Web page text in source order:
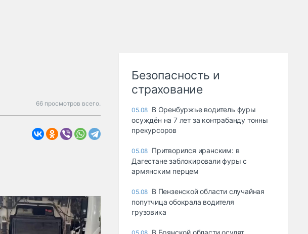
66 просмотров всего.
Безопасность и
страхование
05.08 В Оренбуржье водитель фуры
осуждён на 7 лет за контрабанду тонны
прекурсоров
05.08 Притворился иранским: в
Дагестане заблокировали фуры с
армянским перцем
05.08 В Пензенской области случайная
попутчица обокрала водителя
грузовика